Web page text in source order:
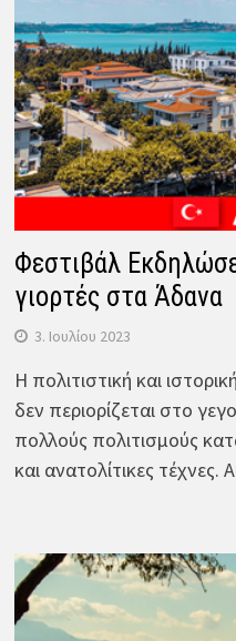
Φεστιβάλ
γιορτές στα Άδανα
3. Ιουλίου 2023
Η πολιτιστική και
δεν περιορίζεται στο
πολλούς πολιτισμούς
και ανατολίτικες